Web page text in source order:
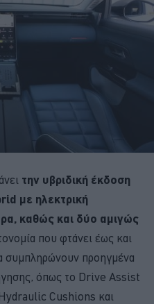
την υβριδική έκδοση
με ηλεκτρική
καθώς και δύο αμιγώς
που φτάνει έως και
συμπληρώνουν προηγμένα
όπως το Drive Assist
Cushions και